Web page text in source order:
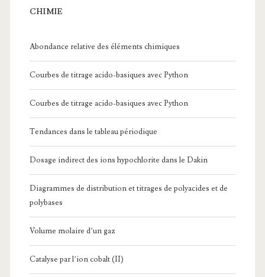
CHIMIE
Abondance relative des éléments chimiques
Courbes de titrage acido-basiques avec Python
Courbes de titrage acido-basiques avec Python
Tendances dans le tableau périodique
Dosage indirect des ions hypochlorite dans le Dakin
Diagrammes de distribution et titrages de polyacides et de
polybases
Volume molaire d’un gaz
Catalyse par l’ion cobalt (II)